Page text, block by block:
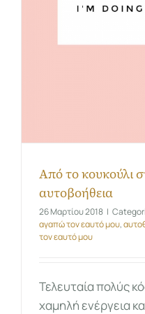
Από το κουκούλι
αυτοβοήθεια
26 Μαρτίου 2018 |
αγαπώ τον εαυτό μου,
τον εαυτό μου
Τελευταία πολύς
χαμηλή ενέργεια